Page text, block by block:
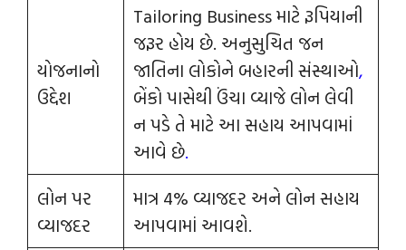
યોજનાનો
ઉદ્દેશ
Tailoring Business માટે રૂપિયાની
જરૂર હોય છે. અનુસુચિત જન
જાતિના લોકોને બહારની સંસ્થાઓ,
બેંકો પાસેથી ઉંચા વ્યાજે લોન લેવી
ન પડે તે માટે આ સહાય આપવામાં
આવે છે.
લોન પર
વ્યાજદર
માત્ર 4% વ્યાજદર અને લોન સહાય
આપવામાં આવશે.